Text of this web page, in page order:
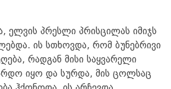
პრესლი პრისცილას იმიჯს
ის სთხოვდა, რომ ბუნებრივი
რადგან მისი საყვარელი
იყო და სურდა, მის ცოლსაც